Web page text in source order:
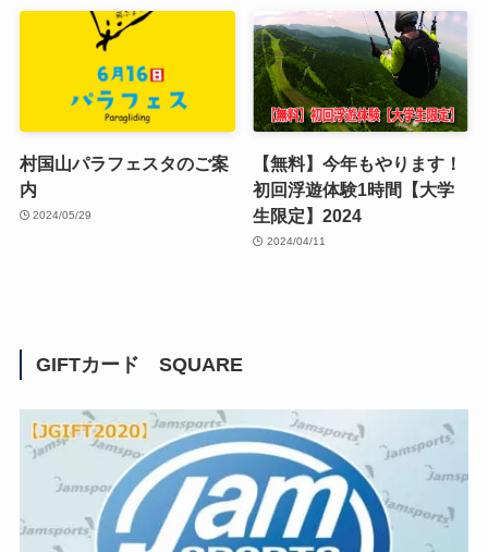
村国山パラフェスタのご案
内
2024/05/29
【無料】今年もやります！
初回浮遊体験1時間【大学
生限定】2024
2024/04/11
GIFTカード SQUARE